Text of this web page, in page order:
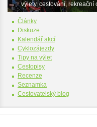
výlety, cestování, rekreační
Články
Diskuze
Kalendář akcí
Cyklozájezdy
Tipy na výlet
Cestopisy
Recenze
Seznamka
Cestovatelský blog